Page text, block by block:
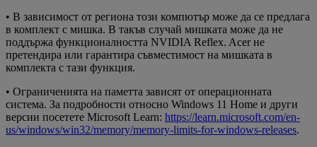
• В зависимост от региона този компютър може да се предлага
в комплект с мишка. В такъв случай мишката може да не
поддържа функционалността NVIDIA Reflex. Acer не
претендира или гарантира съвместимост на мишката в
комплекта с тази функция.
• Ограниченията на паметта зависят от операционната
система. За подробности относно Windows 11 Home и други
версии посетете Microsoft Learn: https://learn.microsoft.com/en-
us/windows/win32/memory/memory-limits-for-windows-releases.